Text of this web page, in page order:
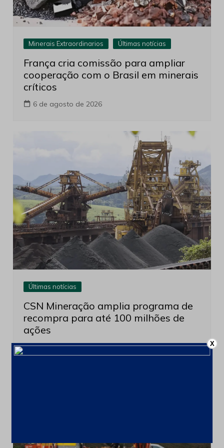
Minerais Extraordinarios Últimas notícias
França cria comissão para ampliar
cooperação com o Brasil em minerais
críticos
6 de agosto de 2026
Últimas notícias
CSN Mineração amplia programa de
recompra para até 100 milhões de
ações
4 de agosto de 2026 X